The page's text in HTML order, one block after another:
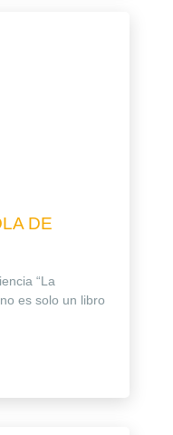
DE
“La
es solo un libro